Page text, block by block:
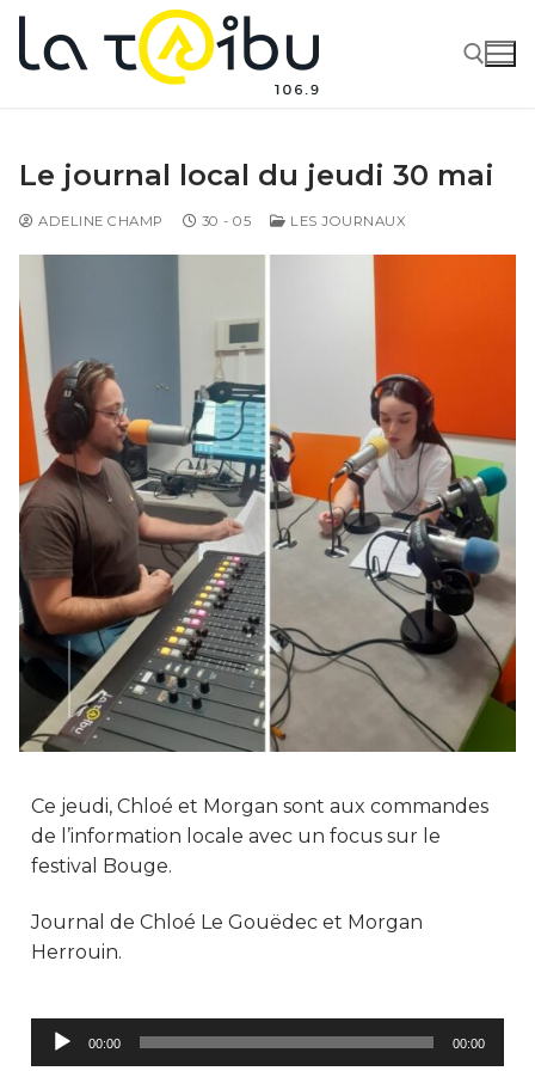
Le journal local du jeudi 30 mai
ADELINE CHAMP 30 - 05 LES JOURNAUX
Ce jeudi, Chloé et Morgan sont aux commandes
de l’information locale avec un focus sur le
festival Bouge.
Journal de Chloé Le Gouëdec et Morgan
Herrouin.
Lecteur
audio
00:00 00:00